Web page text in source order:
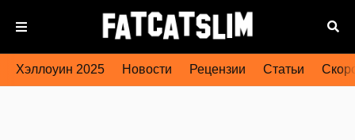
Хэллоуин 2025 Новости Рецензии Статьи